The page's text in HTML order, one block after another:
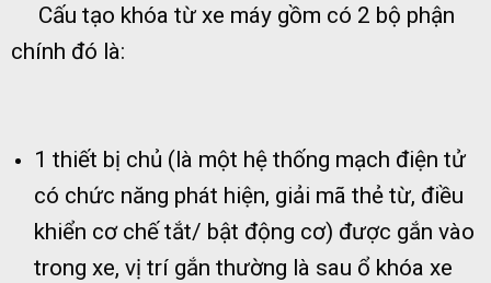
Cấu tạo khóa từ xe máy gồm có 2 bộ phận
chính đó là:
1 thiết bị chủ (là một hệ thống mạch điện tử
có chức năng phát hiện, giải mã thẻ từ, điều
khiển cơ chế tắt/ bật động cơ) được gắn vào
trong xe, vị trí gắn thường là sau ổ khóa xe